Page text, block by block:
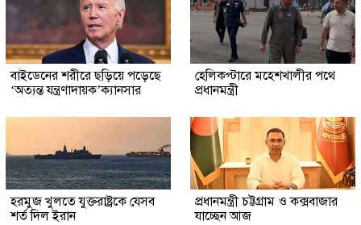
বাইডেনের শরীরে ছড়িয়ে পড়েছে
‘অত্যন্ত যন্ত্রণাদায়ক’ক্যানসার
হেলিকপ্টারে মহেশখালীর পথে
প্রধানমন্ত্রী
হরমুজ খুলতে যুক্তরাষ্ট্রকে যেসব
শর্ত দিল ইরান
প্রধানমন্ত্রী চট্টগ্রাম ও কক্সবাজার
যাচ্ছেন আজ